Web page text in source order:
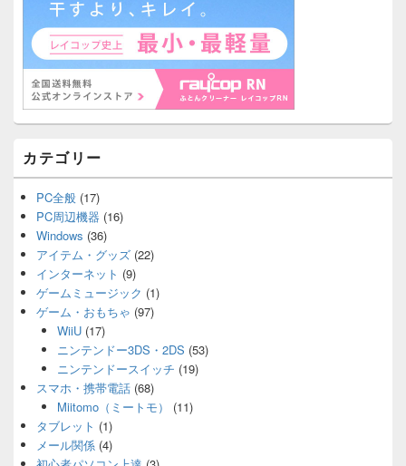
カテゴリー
PC全般 (17)
PC周辺機器 (16)
Windows (36)
アイテム・グッズ (22)
インターネット (9)
ゲームミュージック (1)
ゲーム・おもちゃ (97)
WiiU(17)
ニンテンドー3DS・2DS (53)
ニンテンドースイッチ (19)
スマホ・携帯電話 (68)
Miitomo（ミートモ）
(11)
タブレット (1)
メール関係 (4)